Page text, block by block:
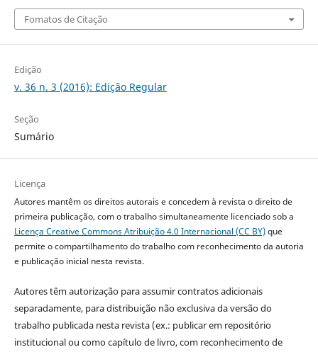
Fomatos de Citação
Edição
v. 36 n. 3 (2016): Edição Regular
Seção
Sumário
Licença
Autores mantêm os direitos autorais e concedem à revista o direito de
primeira publicação, com o trabalho simultaneamente licenciado sob a
Licença Creative Commons Atribuição 4.0 Internacional (CC BY)que
permite o compartilhamento do trabalho com reconhecimento da autoria
e publicação inicial nesta revista.
Autores têm autorização para assumir contratos adicionais
separadamente, para distribuição não exclusiva da versão do
trabalho publicada nesta revista (ex.: publicar em repositório
institucional ou como capítulo de livro, com reconhecimento de